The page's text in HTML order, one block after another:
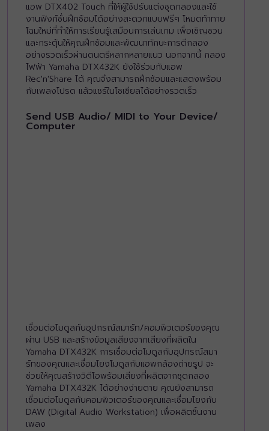
แอพ DTX402 Touch ที่ให้ผู้ใช้ปรับแต่งชุดกลองและใช้
งานฟังก์ชั่นฝึกซ้อมได้อย่างสะดวกแบบฟรีๆ โหมดท้าทาย
โฉมใหม่ที่ทำให้การเรียนรู้เสมือนการเล่นเกม เพื่อเชิญชวน
และกระตุ้นให้คุณฝึกซ้อมและพัฒนาทักษะการตีกลอง
อย่างรวดเร็วผ่านดนตรีหลากหลายแนว นอกจากนี้ กลอง
ไฟฟ้า Yamaha DTX432K ยังใช้ร่วมกับแอพ
Rec'n'Share ได้ คุณจึงสามารถฝึกซ้อมและแสดงพร้อม
กับเพลงโปรด แล้วแชร์ในโซเชียลได้อย่างรวดเร็ว
Send USB Audio/ MIDI to Your Device/
Computer
เชื่อมต่อโมดูลกับอุปกรณ์สมาร์ท/คอมพิวเตอร์ของคุณ
ผ่าน USB และสร้างข้อมูลเสียงจากเสียงที่ผลิตใน
Yamaha DTX432K การเชื่อมต่อโมดูลกับอุปกรณ์สมา
ร์ทของคุณและเชื่อมโยงโมดูลกับแอพกล้องถ่ายรูป จะ
ช่วยให้คุณสร้างวิดีโอพร้อมเสียงที่ผลิตจากชุดกลอง
Yamaha DTX432K ได้อย่างง่ายดาย คุณยังสามารถ
เชื่อมต่อโมดูลกับคอมพิวเตอร์ของคุณและเชื่อมโยงกับ
DAW (Digital Audio Workstation) เพื่อผลิตชิ้นงาน
เพลง